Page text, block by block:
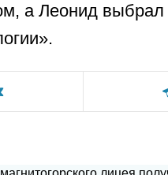
а Леонид выбрал